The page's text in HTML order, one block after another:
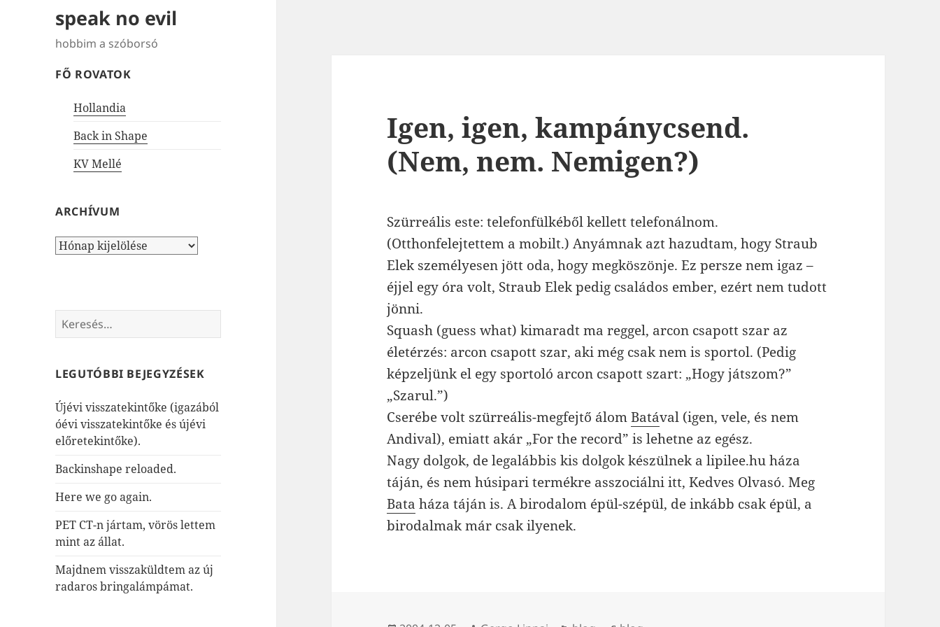
speak no evil
hobbim a szóborsó
FŐ ROVATOK
Hollandia
Back in Shape
KV Mellé
ARCHÍVUM
Archívum
Keresés:
LEGUTÓBBI BEJEGYZÉSEK
Újévi visszatekintőke (igazából
óévi visszatekintőke és újévi
előretekintőke).
Backinshape reloaded.
Here we go again.
PET CT-n jártam, vörös lettem
mint az állat.
Majdnem visszaküldtem az új
radaros bringalámpámat.
Igen, igen, kampánycsend.
(Nem, nem. Nemigen?)
Szürreális este: telefonfülkéből kellett telefonálnom.
(Otthonfelejtettem a mobilt.) Anyámnak azt hazudtam, hogy Straub
Elek személyesen jött oda, hogy megköszönje. Ez persze nem igaz –
éjjel egy óra volt, Straub Elek pedig családos ember, ezért nem tudott
jönni.
Squash (guess what) kimaradt ma reggel, arcon csapott szar az
életérzés: arcon csapott szar, aki még csak nem is sportol. (Pedig
képzeljünk el egy sportoló arcon csapott szart: „Hogy játszom?”
„Szarul.”)
Cserébe volt szürreális-megfejtő álomBatával (igen, vele, és nem
Andival), emiatt akár „For the record” is lehetne az egész.
Nagy dolgok, de legalábbis kis dolgok készülnek a lipilee.hu háza
táján, és nem húsipari termékre asszociálni itt, Kedves Olvasó. Meg
Bata háza táján is. A birodalom épül-szépül, de inkább csak épül, a
birodalmak már csak ilyenek.